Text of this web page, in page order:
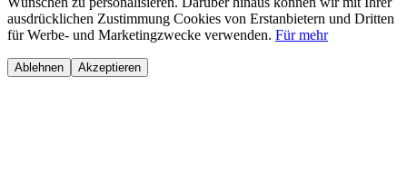
ausdrücklichen Zustimmung Cookies von Erstanbietern und Dritten
für Werbe- und Marketingzwecke verwenden. Für mehr
Ablehnen Akzeptieren